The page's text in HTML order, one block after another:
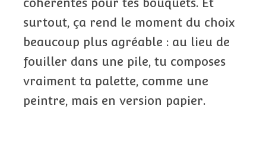
cohérentes pour tes bouquets. Et
surtout, ça rend le moment du choix
beaucoup plus agréable : au lieu de
fouiller dans une pile, tu composes
vraiment ta palette, comme une
peintre, mais en version papier.